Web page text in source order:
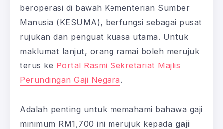
beroperasi di bawah Kementerian Sumber
Manusia (KESUMA), berfungsi sebagai pusat
rujukan dan penguat kuasa utama. Untuk
maklumat lanjut, orang ramai boleh merujuk
terus ke Portal Rasmi Sekretariat Majlis
Perundingan Gaji Negara.
Adalah penting untuk memahami bahawa gaji
minimum RM1,700 ini merujuk kepada gaji